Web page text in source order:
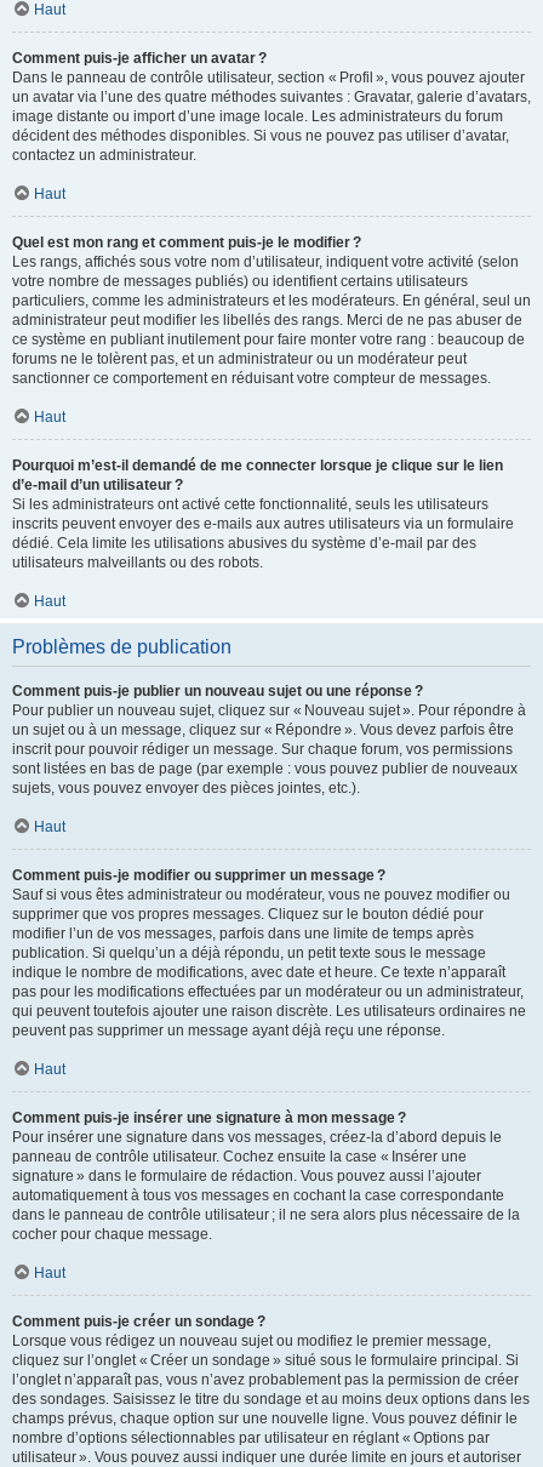
Haut
Comment puis-je afficher un avatar ?
Dans le panneau de contrôle utilisateur, section « Profil », vous pouvez ajouter
un avatar via l’une des quatre méthodes suivantes : Gravatar, galerie d’avatars,
image distante ou import d’une image locale. Les administrateurs du forum
décident des méthodes disponibles. Si vous ne pouvez pas utiliser d’avatar,
contactez un administrateur.
Haut
Quel est mon rang et comment puis-je le modifier ?
Les rangs, affichés sous votre nom d’utilisateur, indiquent votre activité (selon
votre nombre de messages publiés) ou identifient certains utilisateurs
particuliers, comme les administrateurs et les modérateurs. En général, seul un
administrateur peut modifier les libellés des rangs. Merci de ne pas abuser de
ce système en publiant inutilement pour faire monter votre rang : beaucoup de
forums ne le tolèrent pas, et un administrateur ou un modérateur peut
sanctionner ce comportement en réduisant votre compteur de messages.
Haut
Pourquoi m’est-il demandé de me connecter lorsque je clique sur le lien
d’e-mail d’un utilisateur ?
Si les administrateurs ont activé cette fonctionnalité, seuls les utilisateurs
inscrits peuvent envoyer des e-mails aux autres utilisateurs via un formulaire
dédié. Cela limite les utilisations abusives du système d’e-mail par des
utilisateurs malveillants ou des robots.
Haut
Problèmes de publication
Comment puis-je publier un nouveau sujet ou une réponse ?
Pour publier un nouveau sujet, cliquez sur « Nouveau sujet ». Pour répondre à
un sujet ou à un message, cliquez sur « Répondre ». Vous devez parfois être
inscrit pour pouvoir rédiger un message. Sur chaque forum, vos permissions
sont listées en bas de page (par exemple : vous pouvez publier de nouveaux
sujets, vous pouvez envoyer des pièces jointes, etc.).
Haut
Comment puis-je modifier ou supprimer un message ?
Sauf si vous êtes administrateur ou modérateur, vous ne pouvez modifier ou
supprimer que vos propres messages. Cliquez sur le bouton dédié pour
modifier l’un de vos messages, parfois dans une limite de temps après
publication. Si quelqu’un a déjà répondu, un petit texte sous le message
indique le nombre de modifications, avec date et heure. Ce texte n’apparaît
pas pour les modifications effectuées par un modérateur ou un administrateur,
qui peuvent toutefois ajouter une raison discrète. Les utilisateurs ordinaires ne
peuvent pas supprimer un message ayant déjà reçu une réponse.
Haut
Comment puis-je insérer une signature à mon message ?
Pour insérer une signature dans vos messages, créez-la d’abord depuis le
panneau de contrôle utilisateur. Cochez ensuite la case « Insérer une
signature » dans le formulaire de rédaction. Vous pouvez aussi l’ajouter
automatiquement à tous vos messages en cochant la case correspondante
dans le panneau de contrôle utilisateur ; il ne sera alors plus nécessaire de la
cocher pour chaque message.
Haut
Comment puis-je créer un sondage ?
Lorsque vous rédigez un nouveau sujet ou modifiez le premier message,
cliquez sur l’onglet « Créer un sondage » situé sous le formulaire principal. Si
l’onglet n’apparaît pas, vous n’avez probablement pas la permission de créer
des sondages. Saisissez le titre du sondage et au moins deux options dans les
champs prévus, chaque option sur une nouvelle ligne. Vous pouvez définir le
nombre d’options sélectionnables par utilisateur en réglant « Options par
utilisateur ». Vous pouvez aussi indiquer une durée limite en jours et autoriser